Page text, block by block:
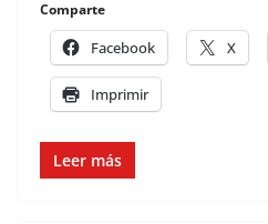
Comparte
Facebook X
Imprimir
Leer más